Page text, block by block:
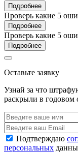
Подробнее
Проверь какие 5
Подробнее
Проверь какие 5
Подробнее
Оставьте заявку
Узнай за что
раскрыли в годовом
Подтверждаю
персональных